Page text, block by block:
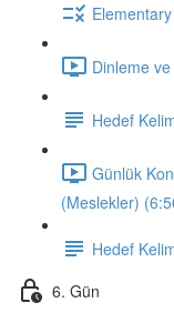
Dinleme
Hedef
Günlük
(Meslekler)
Hedef
6. Gün